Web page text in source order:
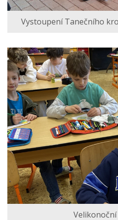
Vystoupení Tanečního